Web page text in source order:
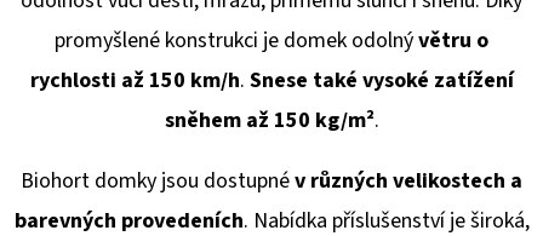
promyšlené konstrukci je domek odolnývětru o
rychlosti až 150 km/h. Snese také vysoké zatížení
sněhem až 150 kg/m².
Biohort domky jsou dostupnév různých velikostech a
barevných provedeních. Nabídka příslušenství je široká,